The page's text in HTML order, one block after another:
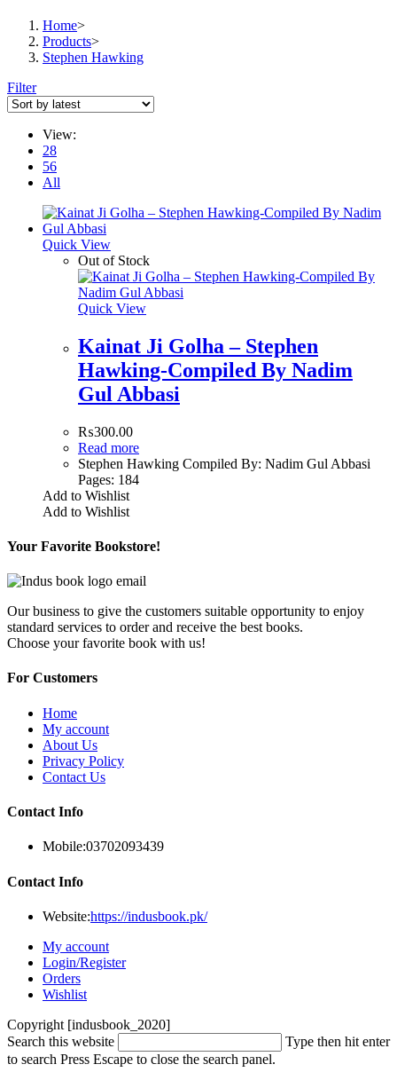
Home>
Products>
Stephen Hawking
Filter
View:
28
56
All
Quick View
Out of Stock
Quick View
Kainat Ji Golha – Stephen
Hawking-Compiled By Nadim
Gul Abbasi
₨300.00
Read more
Stephen Hawking Compiled By: Nadim Gul Abbasi
Pages: 184
Add to Wishlist
Add to Wishlist
Your Favorite Bookstore!
Our business to give the customers suitable opportunity to enjoy
standard services to order and receive the best books.
Choose your favorite book with us!
For Customers
Home
My account
About Us
Privacy Policy
Contact Us
Contact Info
Mobile:03702093439
Contact Info
Website:https://indusbook.pk/
My account
Login/Register
Orders
Wishlist
Copyright [indusbook_2020]
Search this website
Type then hit enter
to search Press Escape to close the search panel.